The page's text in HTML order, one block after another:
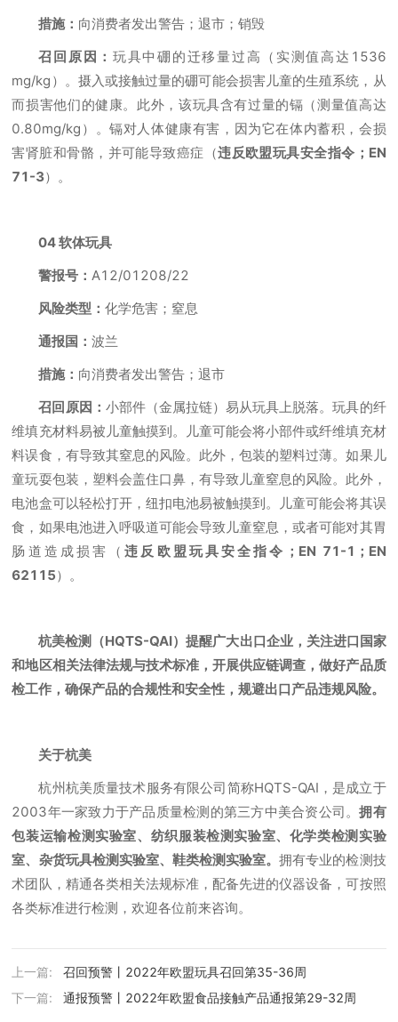
措施： 向消费者发出警告；退市；销毁
召回原因：玩具中硼的迁移量过高（实测值高达1536
mg/kg）。摄入或接触过量的硼可能会损害儿童的生殖系统，从
而损害他们的健康。此外，该玩具含有过量的镉（测量值高达
0.80mg/kg）。镉对人体健康有害，因为它在体内蓄积，会损
害肾脏和骨骼，并可能导致癌症（违反欧盟玩具安全指令；EN
71-3）。
04 软体玩具
警报号：A12/01208/22
风险类型：化学危害；窒息
通报国：波兰
措施： 向消费者发出警告；退市
召回原因： 小部件（金属拉链）易从玩具上脱落。玩具的纤
维填充材料易被儿童触摸到。儿童可能会将小部件或纤维填充材
料误食，有导致其窒息的风险。此外，包装的塑料过薄。如果儿
童玩耍包装，塑料会盖住口鼻，有导致儿童窒息的风险。此外，
电池盒可以轻松打开，纽扣电池易被触摸到。儿童可能会将其误
食，如果电池进入呼吸道可能会导致儿童窒息，或者可能对其胃
肠道造成损害（违反欧盟玩具安全指令；EN 71-1；EN
62115）。
杭美检测（HQTS-QAI）提醒广大出口企业，关注进口国家
和地区相关法律法规与技术标准，开展供应链调查，做好产品质
检工作，确保产品的合规性和安全性，规避出口产品违规风险。
关于杭美
杭州杭美质量技术服务有限公司简称HQTS-QAI，是成立于
2003年一家致力于产品质量检测的第三方中美合资公司。拥有
包装运输检测实验室、纺织服装检测实验室、化学类检测实验
室、杂货玩具检测实验室、鞋类检测实验室。拥有专业的检测技
术团队，精通各类相关法规标准，配备先进的仪器设备，可按照
各类标准进行检测，欢迎各位前来咨询。
上一篇:
召回预警丨2022年欧盟玩具召回第35-36周
下一篇:
通报预警丨2022年欧盟食品接触产品通报第29-32周